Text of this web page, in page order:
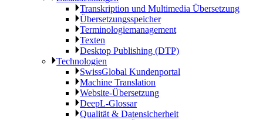
Transkription und Multimedia Übersetzung
Übersetzungsspeicher
Terminologiemanagement
Texten
Desktop Publishing (DTP)
Technologien
SwissGlobal Kundenportal
Machine Translation
Website-Übersetzung
DeepL-Glossar
Qualität & Datensicherheit